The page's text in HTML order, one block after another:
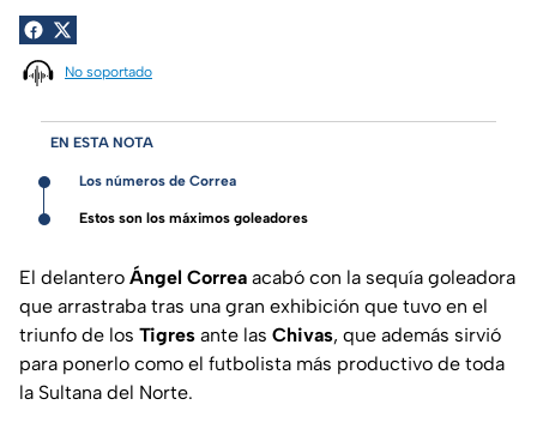
No soportado
EN ESTA NOTA
Los números de Correa
Estos son los máximos goleadores
El delantero Ángel Correa acabó con la sequía goleadora
que arrastraba tras una gran exhibición que tuvo en el
triunfo de los Tigres ante las Chivas, que además sirvió
para ponerlo como el futbolista más productivo de toda
la Sultana del Norte.